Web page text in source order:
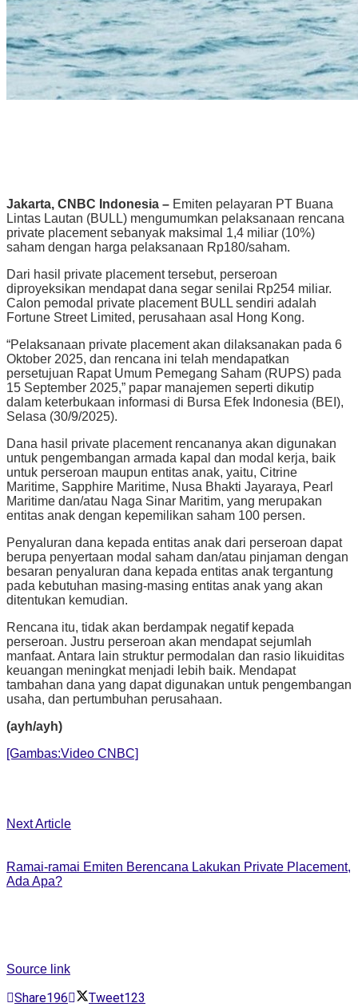
Jakarta, CNBC Indonesia – Emiten pelayaran PT Buana
Lintas Lautan (BULL) mengumumkan pelaksanaan rencana
private placement sebanyak maksimal 1,4 miliar (10%)
saham dengan harga pelaksanaan Rp180/saham.
Dari hasil private placement tersebut, perseroan
diproyeksikan mendapat dana segar senilai Rp254 miliar.
Calon pemodal private placement BULL sendiri adalah
Fortune Street Limited, perusahaan asal Hong Kong.
“Pelaksanaan private placement akan dilaksanakan pada 6
Oktober 2025, dan rencana ini telah mendapatkan
persetujuan Rapat Umum Pemegang Saham (RUPS) pada
15 September 2025,” papar manajemen seperti dikutip
dalam keterbukaan informasi di Bursa Efek Indonesia (BEI),
Selasa (30/9/2025).
Dana hasil private placement rencananya akan digunakan
untuk pengembangan armada kapal dan modal kerja, baik
untuk perseroan maupun entitas anak, yaitu, Citrine
Maritime, Sapphire Maritime, Nusa Bhakti Jayaraya, Pearl
Maritime dan/atau Naga Sinar Maritim, yang merupakan
entitas anak dengan kepemilikan saham 100 persen.
Penyaluran dana kepada entitas anak dari perseroan dapat
berupa penyertaan modal saham dan/atau pinjaman dengan
besaran penyaluran dana kepada entitas anak tergantung
pada kebutuhan masing-masing entitas anak yang akan
ditentukan kemudian.
Rencana itu, tidak akan berdampak negatif kepada
perseroan. Justru perseroan akan mendapat sejumlah
manfaat. Antara lain struktur permodalan dan rasio likuiditas
keuangan meningkat menjadi lebih baik. Mendapat
tambahan dana yang dapat digunakan untuk pengembangan
usaha, dan pertumbuhan perusahaan.
(ayh/ayh)
[Gambas:Video CNBC]
Next Article
Ramai-ramai Emiten Berencana Lakukan Private Placement,
Ada Apa?
Source link
Share196 Tweet123